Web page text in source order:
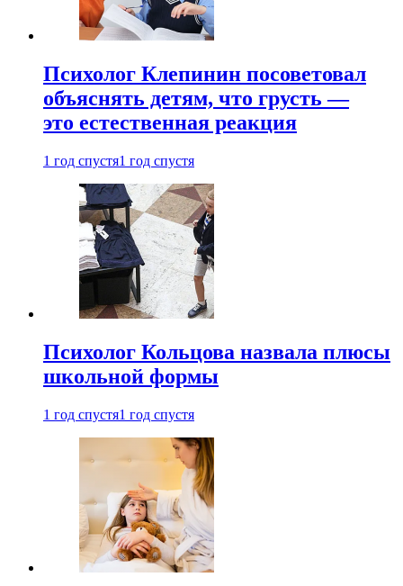
Психолог Клепинин посоветовал
объяснять детям, что грусть —
это естественная реакция
1 год спустя1 год спустя
Психолог Кольцова назвала плюсы
школьной формы
1 год спустя1 год спустя